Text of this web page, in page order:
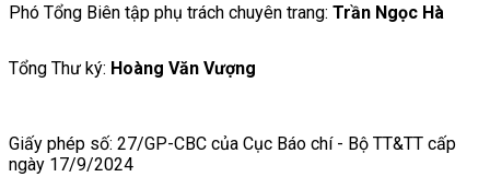
Phó Tổng Biên tập phụ trách chuyên trang: Trần Ngọc Hà
Tổng Thư ký: Hoàng Văn Vượng
Giấy phép số: 27/GP-CBC của Cục Báo chí - Bộ TT&TT cấp
ngày 17/9/2024